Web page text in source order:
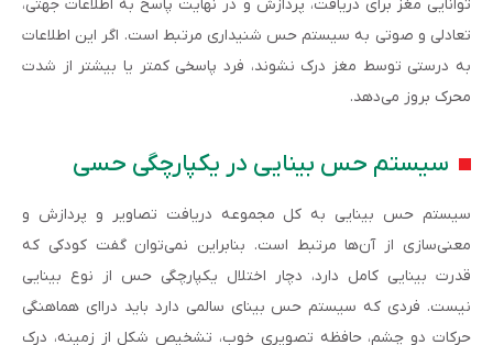
توانایی مغز برای دریافت، پردازش و در نهایت پاسخ به اطلاعات جهتی،
تعادلی و صوتی به سیستم حس شنیداری مرتبط است. اگر این اطلاعات
به درستی توسط مغز درک نشوند، فرد پاسخی کمتر یا بیشتر از شدت
محرک بروز می‌دهد.
سیستم حس بینایی در یکپارچگی حسی
سیستم حس بینایی به کل مجموعه دریافت تصاویر و پردازش و
معنی‌سازی از آ‌‌‌ن‌ها مرتبط است. بنابراین نمی‌توان گفت کودکی که
قدرت بینایی کامل دارد، دچار اختلال یکپارچگی حس از نوع بینایی
نیست. فردی که سیستم حس بینای سالمی دارد باید دراای هماهنگی
حرکات دو چشم، حافظه تصویری خوب، تشخیص شکل از زمینه، درک